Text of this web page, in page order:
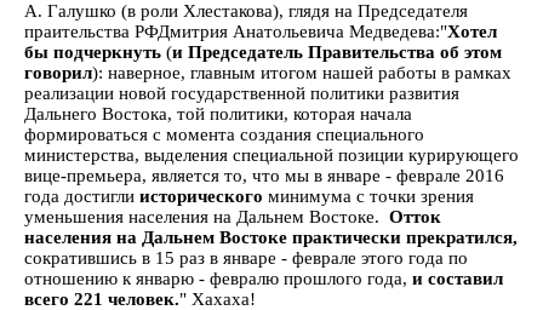
А. Галушко (в роли Хлестакова), глядя на Председателя
праительства РФДмитрия Анатольевича Медведева:"Хотел
бы подчеркнуть (и Председатель Правительства об этом
говорил): наверное, главным итогом нашей работы в рамках
реализации новой государственной политики развития
Дальнего Востока, той политики, которая начала
формироваться с момента создания специального
министерства, выделения специальной позиции курирующего
вице-премьера, является то, что мы в январе - феврале 2016
года достигли исторического минимума с точки зрения
уменьшения населения на Дальнем Востоке. Отток
населения на Дальнем Востоке практически прекратился,
сократившись в 15 раз в январе - феврале этого года по
отношению к январю - февралю прошлого года, и составил
всего 221 человек." Хахаха!